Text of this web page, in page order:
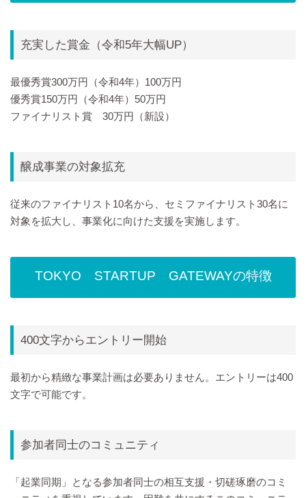
充実した賞金（令和5年大幅UP）
最優秀賞300万円（令和4年）100万円
優秀賞150万円（令和4年）50万円
ファイナリスト賞 30万円（新設）
醸成事業の対象拡充
従来のファイナリスト10名から、セミファイナリスト30名に
対象を拡大し、事業化に向けた支援を実施します。
TOKYO STARTUP GATEWAYの特徴
400文字からエントリー開始
最初から精緻な事業計画は必要ありません。エントリーは400
文字で可能です。
参加者同士のコミュニティ
「起業同期」となる参加者同士の相互支援・切磋琢磨のコミ